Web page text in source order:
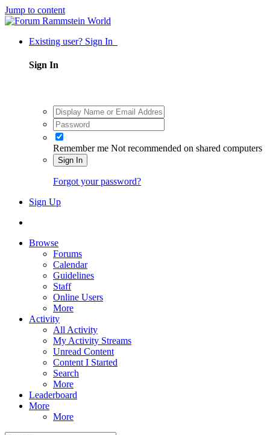
Jump to content
Existing user? Sign In
Sign In
Remember me Not recommended on shared computers
Sign In
Forgot your password?
Sign Up
Browse
Forums
Calendar
Guidelines
Staff
Online Users
More
Activity
All Activity
My Activity Streams
Unread Content
Content I Started
Search
More
Leaderboard
More
More